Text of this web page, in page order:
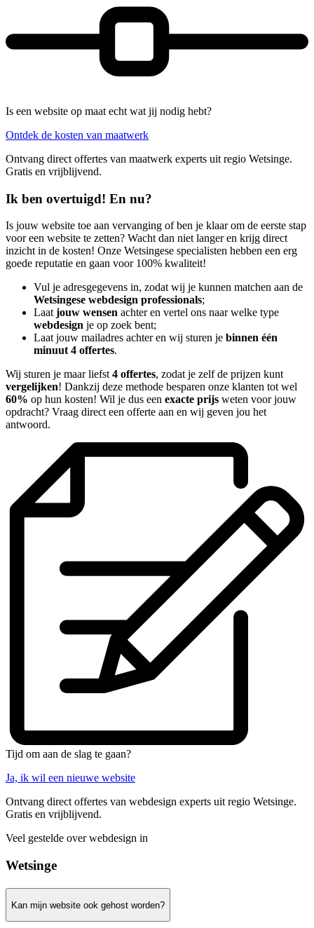
Is een website op maat echt wat jij nodig hebt?
Ontdek de kosten van maatwerk
Ontvang direct offertes van maatwerk experts uit regio Wetsinge.
Gratis en vrijblijvend.
Ik ben overtuigd! En nu?
Is jouw website toe aan vervanging of ben je klaar om de eerste stap
voor een website te zetten? Wacht dan niet langer en krijg direct
inzicht in de kosten! Onze Wetsingese specialisten hebben een erg
goede reputatie en gaan voor 100% kwaliteit!
Vul je adresgegevens in, zodat wij je kunnen matchen aan de
Wetsingese webdesign professionals;
Laat jouw wensen achter en vertel ons naar welke type
webdesign je op zoek bent;
Laat jouw mailadres achter en wij sturen je binnen één
minuut 4 offertes.
Wij sturen je maar liefst 4 offertes, zodat je zelf de prijzen kunt
vergelijken! Dankzij deze methode besparen onze klanten tot wel
60% op hun kosten! Wil je dus een exacte prijs weten voor jouw
opdracht? Vraag direct een offerte aan en wij geven jou het
antwoord.
Tijd om aan de slag te gaan?
Ja, ik wil een nieuwe website
Ontvang direct offertes van webdesign experts uit regio Wetsinge.
Gratis en vrijblijvend.
Veel gestelde over webdesign in
Wetsinge
Kan mijn website ook gehost worden?